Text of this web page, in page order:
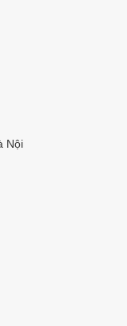
Nội